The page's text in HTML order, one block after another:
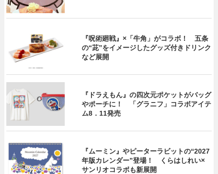
『呪術廻戦』×「牛角」がコラボ！ 五条
の“茈”をイメージしたグッズ付きドリンク
など展開
『ドラえもん』の四次元ポケットがバッグ
やポーチに！ 「グラニフ」コラボアイテ
ム8．11発売
『ムーミン』やピーターラビットの“2027
年版カレンダー”登場！ くらはしれい×
サンリオコラボも新展開